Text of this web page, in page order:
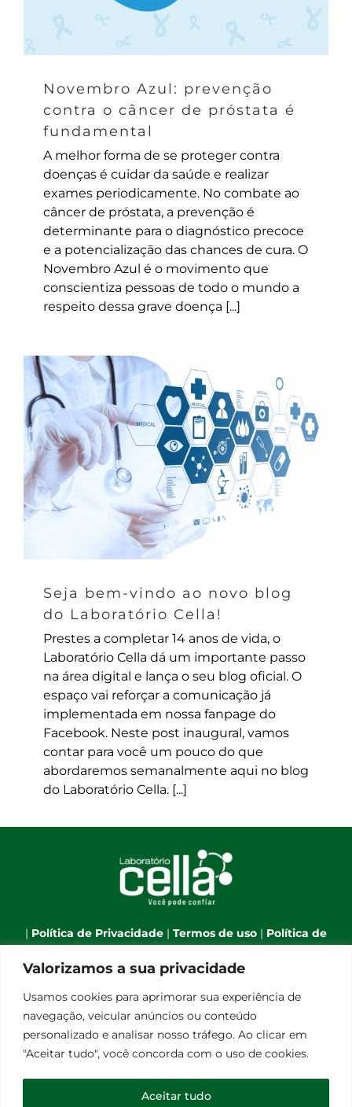
Valorizamos a sua privacidade
Usamos cookies para aprimorar sua experiência de
navegação, veicular anúncios ou conteúdo
personalizado e analisar nosso tráfego. Ao clicar em
"Aceitar tudo", você concorda com o uso de cookies.
Aceitar tudo
Novembro Azul: prevenção
contra o câncer de próstata é
fundamental
A melhor forma de se proteger contra
doenças é cuidar da saúde e realizar
exames periodicamente. No combate ao
câncer de próstata, a prevenção é
determinante para o diagnóstico precoce
e a potencialização das chances de cura. O
Novembro Azul é o movimento que
conscientiza pessoas de todo o mundo a
respeito dessa grave doença [...]
Seja bem-vindo ao novo blog
do Laboratório Cella!
Prestes a completar 14 anos de vida, o
Laboratório Cella dá um importante passo
na área digital e lança o seu blog oficial. O
espaço vai reforçar a comunicação já
implementada em nossa fanpage do
Facebook. Neste post inaugural, vamos
contar para você um pouco do que
abordaremos semanalmente aqui no blog
do Laboratório Cella. [...]
| Política de Privacidade | Termos de uso | Política de
Cookies|Webmail|
mail:atendimento@laboratoriocella.com.br | Banco
de talentos:pessoal@laboratoriocella.com.br
© Copyright 2012 - 2026 | Laboratório Cella - All Rights
Laboratório de Análises Clínicas Cella Ltda - CNPJ
08.248.656/0001-30